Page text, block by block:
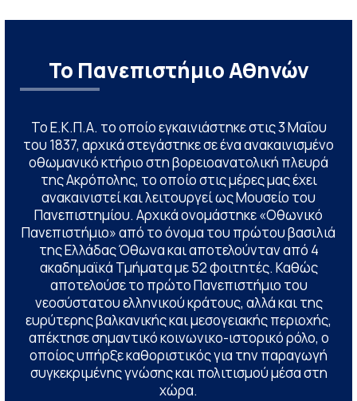
Το Πανεπιστήμιο Αθηνών
Το Ε.Κ.Π.Α. το οποίο εγκαινιάστηκε στις 3 Μαΐου
του 1837, αρχικά στεγάστηκε σε ένα ανακαινισμένο
οθωμανικό κτήριο στη βορειοανατολική πλευρά
της Ακρόπολης, το οποίο στις μέρες μας έχει
ανακαινιστεί και λειτουργεί ως Μουσείο του
Πανεπιστημίου. Αρχικά ονομάστηκε «Οθωνικό
Πανεπιστήμιο» από το όνομα του πρώτου βασιλιά
της Ελλάδας Όθωνα και αποτελούνταν από 4
ακαδημαϊκά Τμήματα με 52 φοιτητές. Καθώς
αποτελούσε το πρώτο Πανεπιστήμιο του
νεοσύστατου ελληνικού κράτους, αλλά και της
ευρύτερης βαλκανικής και μεσογειακής περιοχής,
απέκτησε σημαντικό κοινωνικο-ιστορικό ρόλο, ο
οποίος υπήρξε καθοριστικός για την παραγωγή
συγκεκριμένης γνώσης και πολιτισμού μέσα στη
χώρα.